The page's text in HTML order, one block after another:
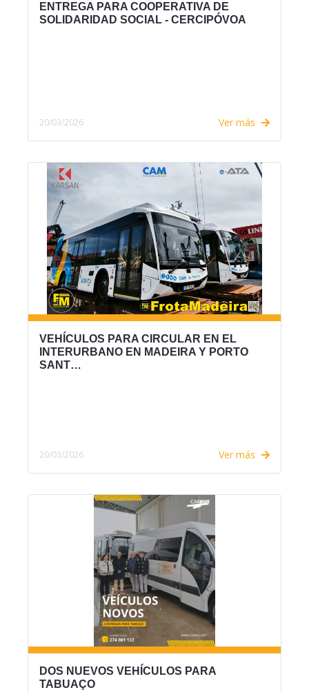
ENTREGA PARA COOPERATIVA DE
SOLIDARIDAD SOCIAL - CERCIPÓVOA
20/03/2026 Ver más
VEHÍCULOS PARA CIRCULAR EN EL
INTERURBANO EN MADEIRA Y PORTO
SANT…
20/03/2026 Ver más
DOS NUEVOS VEHÍCULOS PARA
TABUAÇO